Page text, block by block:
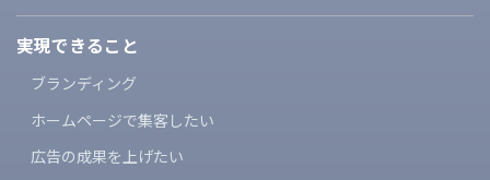
実現できること
ブランディング
ホームページで集客したい
広告の成果を上げたい